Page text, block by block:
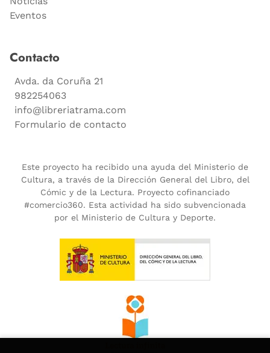
Eventos
Contacto
Avda. da Coruña 21
982254063
info@libreriatrama.com
Formulario de contacto
Este proyecto ha recibido una ayuda del Ministerio de
Cultura, a través de la Dirección General del Libro, del
Cómic y de la Lectura. Proyecto cofinanciado
#comercio360. Esta actividad ha sido subvencionada
por el Ministerio de Cultura y Deporte.